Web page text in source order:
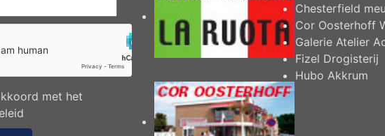
met het
Chesterfield
Cor Oosterhoff
Galerie Atelier
Fizel Drogisterij
Hubo Akkrum